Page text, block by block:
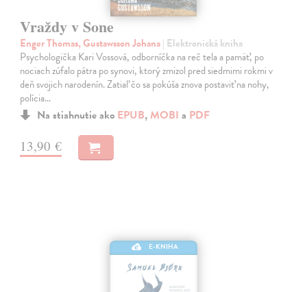
Vraždy v Sone
Enger Thomas, Gustawsson Johana| Elektronická kniha
Psychologička Kari Vossová, odborníčka na reč tela a pamäť, po
nociach zúfalo pátra po synovi, ktorý zmizol pred siedmimi rokmi v
deň svojich narodenín. Zatiaľ čo sa pokúša znova postaviť na nohy,
polícia…
Na stiahnutie ako EPUB, MOBI a PDF
13,90 €
E-KNIHA